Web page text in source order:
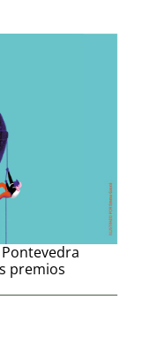
premios